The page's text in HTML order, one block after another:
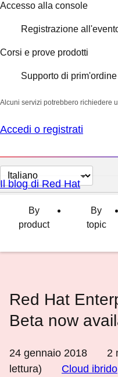
Accesso alla console
Registrazione
Corsi e prove prodotti
Supporto di prim'ordine
Alcuni servizi potrebbero richiedere
Accedi o registrati
Cambia
lingua
Il blog di Red Hat
By
product
By
topic
Red Hat
Beta now
24 gennaio 2018 2
lettura)
Cloud ibrido